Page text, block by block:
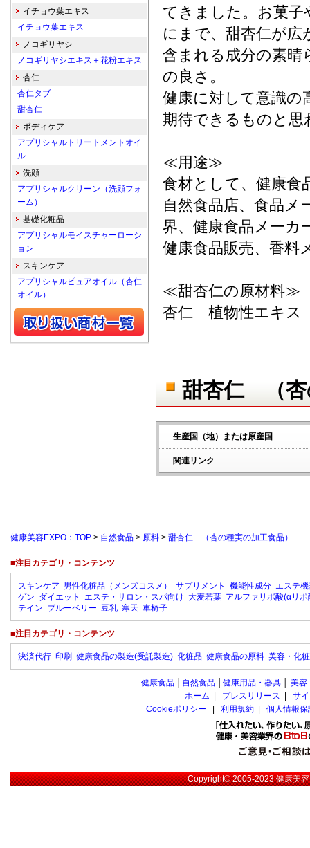
てきました。お菓子
にまで、甜杏仁が
含まれる成分の素晴
の良さ。
健康に対して意識の
期待できるものと
≪用途≫
食材として、健康食
自然食品店、食品メ
界、健康食品メーカ
健康食品販売、香料
≪甜杏仁の原材料≫
杏仁 植物性エキ
甜杏仁 （杏
生産国（地）または原産国
関連リンク
イチョウ葉エキス
イチョウ葉エキス
ノコギリヤシ
ノコギリヤシエキス＋花粉エキス
杏仁
杏仁タブ
甜杏仁
ボディケア
アプリシャルトリートメントオイ
ル
洗顔
アプリシャルクリーン（洗顔フォ
ーム）
基礎化粧品
アプリシャルモイスチャーローシ
ョン
スキンケア
アプリシャルピュアオイル（杏仁
オイル）
健康美容EXPO：TOP > 自然食品 > 原料 > 甜杏仁 （杏の種実の加工食品）
■注目カテゴリ・コンテンツ
スキンケア 男性化粧品（メンズコスメ） サプリメント 機能性成分 エステ
ゲン ダイエット エステ・サロン・スパ向け 大麦若葉 アルファリポ酸(αリポ
テイン ブルーベリー 豆乳 寒天 車椅子
■注目カテゴリ・コンテンツ
決済代行 印刷 健康食品の製造(受託製造) 化粧品 健康食品の原料 美容・化
健康食品 自然食品 健康用品・器具 美容
ホーム
プレスリリース
サ
Cookieポリシー
利用規約 個人情報
Copyright© 2005-2023健康美